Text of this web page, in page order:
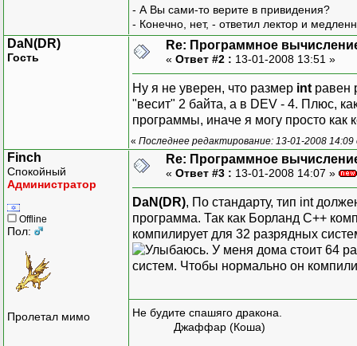
- А Вы сами-то верите в привидения?
- Конечно, нет, - ответил лектор и
DaN(DR)
Гость
Re: Программное
« Ответ #2 : 13-01-2008 13:51 »
Ну я не уверен, что размер int равен
"весит" 2 байта, а в DEV - 4. Плюс,
программы, иначе я могу просто как
« Последнее редактирование: 13-01-2008
Finch
Спокойный
Администратор
Offline
Пол:
Пролетал мимо
Re: Программное
« Ответ #3 : 13-01-2008 14:07 »
DaN(DR), По стандарту, тип int
программа. Так как Борланд С++
компилирует для 32 разрядных
. У меня дома стоит 64
систем. Чтобы нормально он
Не будите спашяго дракона.
Джаффар (Коша)